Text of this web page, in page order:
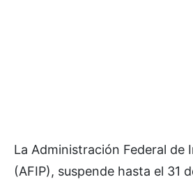
La Administración Federal de
(AFIP), suspende hasta el 31